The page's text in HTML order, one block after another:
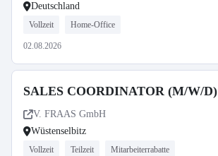
Deutschland
Vollzeit Home-Office
02.08.2026
SALES COORDINATOR (M/W/D)
V. FRAAS GmbH
Wüstenselbitz
Vollzeit Teilzeit Mitarbeiterrabatte